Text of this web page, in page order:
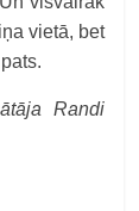
vietā, bet
Randi